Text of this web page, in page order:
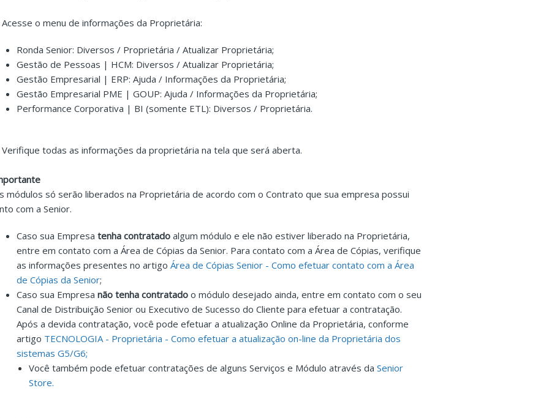
Acesse o menu de informações da Proprietária:
Ronda Senior: Diversos / Proprietária / Atualizar Proprietária;
Gestão de Pessoas | HCM: Diversos / Atualizar Proprietária;
Gestão Empresarial | ERP: Ajuda / Informações da Proprietária;
Gestão Empresarial PME | GOUP: Ajuda / Informações da Proprietária;
Performance Corporativa | BI (somente ETL): Diversos / Proprietária.
Verifique todas as informações da proprietária na tela que será aberta.
módulos só serão liberados na Proprietária de acordo com o Contrato que sua empresa possui
com a Senior.
Caso sua Empresatenha contratado algum módulo e ele não estiver liberado na Proprietária,
entre em contato com a Área de Cópias da Senior. Para contato com a Área de Cópias, verifique
as informações presentes no artigoÁrea de Cópias Senior - Como efetuar contato com a Área
de Cópias da Senior;
Caso sua Empresanão tenha contratado o módulo desejado ainda, entre em contato com o seu
Canal de Distribuição Senior ou Executivo de Sucesso do Cliente para efetuar a contratação.
Após a devida contratação, você pode efetuar a atualização Online da Proprietária, conforme
artigo TECNOLOGIA - Proprietária - Como efetuar a atualização on-line da Proprietária dos
sistemas G5/G6;
Você também pode efetuar contratações de alguns Serviços e Módulo através daSenior
Store.